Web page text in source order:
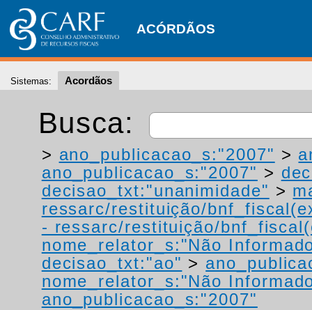
ACÓRDÃOS
Sistemas: Acordãos
Busca:
> ano_publicacao_s:"2007" >
ano_publicacao_s:"2007" >
decisao_txt:"unanimidade" >
ressarc/restituição/
- ressarc/restituição/
nome_relator_s:"Não
decisao_txt:"ao" >
nome_relator_s:"Não
ano_publicacao_s:"2007"